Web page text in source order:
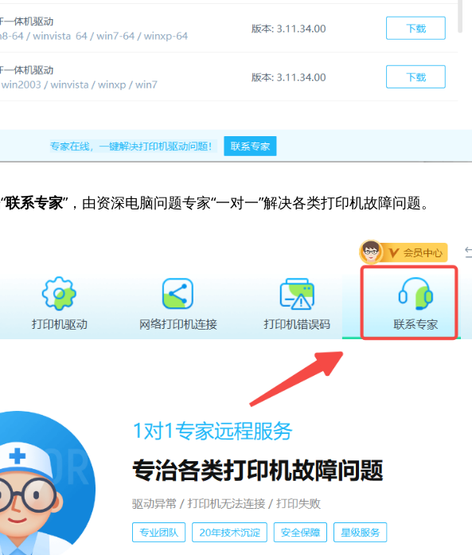
联系专家”，由资深电脑问题专家“一对一”解决各类打印机故障问题。